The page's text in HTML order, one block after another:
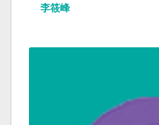
李筱峰